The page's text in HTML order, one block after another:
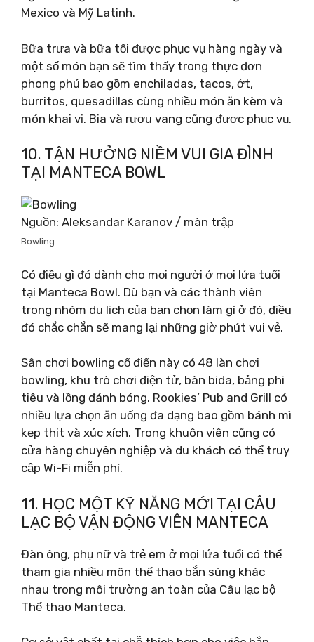
Mexico và Mỹ Latinh.
Bữa trưa và bữa tối được phục vụ hàng ngày và
một số món bạn sẽ tìm thấy trong thực đơn
phong phú bao gồm enchiladas, tacos, ớt,
burritos, quesadillas cùng nhiều món ăn kèm và
món khai vị. Bia và rượu vang cũng được phục vụ.
10. TẬN HƯỞNG NIỀM VUI GIA ĐÌNH
TẠI MANTECA BOWL
Nguồn: Aleksandar Karanov / màn trập
Bowling
Có điều gì đó dành cho mọi người ở mọi lứa tuổi
tại Manteca Bowl. Dù bạn và các thành viên
trong nhóm du lịch của bạn chọn làm gì ở đó, điều
đó chắc chắn sẽ mang lại những giờ phút vui vẻ.
Sân chơi bowling cổ điển này có 48 làn chơi
bowling, khu trò chơi điện tử, bàn bida, bảng phi
tiêu và lồng đánh bóng. Rookies’ Pub and Grill có
nhiều lựa chọn ăn uống đa dạng bao gồm bánh mì
kẹp thịt và xúc xích. Trong khuôn viên cũng có
cửa hàng chuyên nghiệp và du khách có thể truy
cập Wi-Fi miễn phí.
11. HỌC MỘT KỸ NĂNG MỚI TẠI CÂU
LẠC BỘ VẬN ĐỘNG VIÊN MANTECA
Đàn ông, phụ nữ và trẻ em ở mọi lứa tuổi có thể
tham gia nhiều môn thể thao bắn súng khác
nhau trong môi trường an toàn của Câu lạc bộ
Thể thao Manteca.